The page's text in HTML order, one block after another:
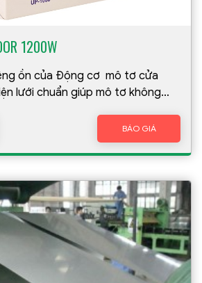
1200W
ồn của Động cơ mô tơ cửa
lưới chuẩn giúp mô tơ không
BÁO GIÁ